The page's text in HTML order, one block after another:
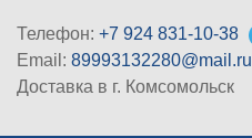
Телефон: +7 924 831-10-38
Email: 89993132280@mail.ru
Доставка в г. Комсомольск